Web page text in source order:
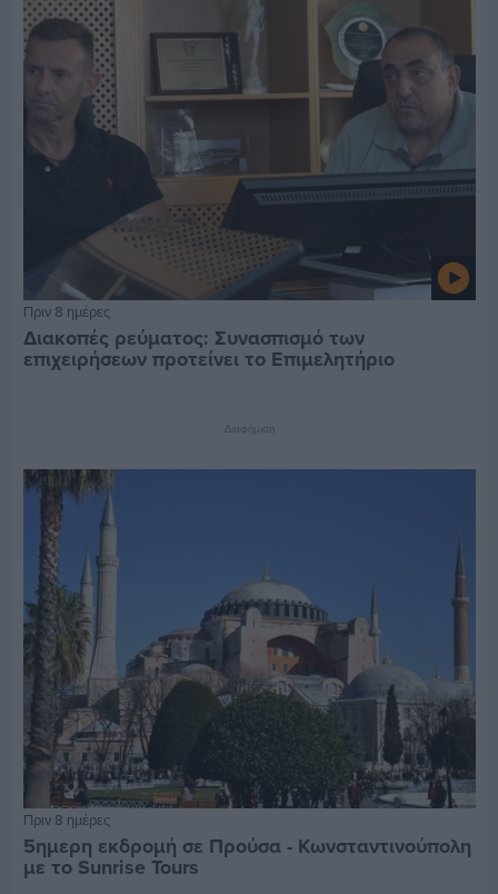
Πριν 8 ημέρες
Διακοπές ρεύματος: Συνασπισμό των
επιχειρήσεων προτείνει το Επιμελητήριο
Διαφήμιση
Πριν 8 ημέρες
5ημερη εκδρομή σε Προύσα - Κωνσταντινούπολη
με το Sunrise Tours